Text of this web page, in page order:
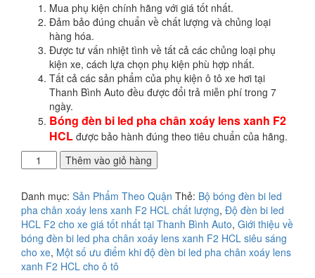
4.500.000₫.là:
4.200.000₫.
Mua phụ kiện chính hãng với giá tốt nhất.
Đảm bảo đúng chuẩn về chất lượng và chủng loại
hàng hóa.
Được tư vấn nhiệt tình về tất cả các chủng loại phụ
kiện xe, cách lựa chọn phụ kiện phù hợp nhất.
Tất cả các sản phẩm của phụ kiện ô tô xe hơi tại
Thanh Bình Auto đều được đổi trả miễn phí trong 7
ngày.
Bóng đèn bi led pha chân xoáy lens xanh F2
HCL được bảo hành đúng theo tiêu chuẩn của hãng.
điểm
đèn
bi
led
pha
chân
xoáy
Thêm vào giỏ hàng
Danh mục: Sản Phẩm Theo Quận Thẻ: Bộ bóng đèn bi led
pha chân xoáy lens xanh F2 HCL chất lượng, Độ đèn bi led
HCL F2 cho xe giá tốt nhất tại Thanh Bình Auto, Giới thiệu về
bóng đèn bi led pha chân xoáy lens xanh F2 HCL siêu sáng
cho xe, Một số ưu điểm khi độ đèn bi led pha chân xoáy lens
xanh F2 HCL cho ô tô